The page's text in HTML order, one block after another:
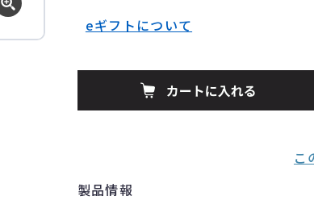
eギフトについて
こ
製品情報